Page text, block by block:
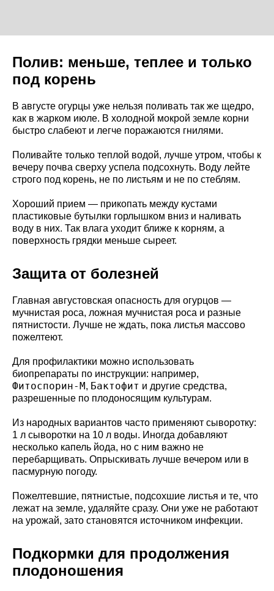
Полив: меньше, теплее и только
под корень
В августе огурцы уже нельзя поливать так же щедро,
как в жарком июле. В холодной мокрой земле корни
быстро слабеют и легче поражаются гнилями.
Поливайте только теплой водой, лучше утром, чтобы к
вечеру почва сверху успела подсохнуть. Воду лейте
строго под корень, не по листьям и не по стеблям.
Хороший прием — прикопать между кустами
пластиковые бутылки горлышком вниз и наливать
воду в них. Так влага уходит ближе к корням, а
поверхность грядки меньше сыреет.
Защита от болезней
Главная августовская опасность для огурцов —
мучнистая роса, ложная мучнистая роса и разные
пятнистости. Лучше не ждать, пока листья массово
пожелтеют.
Для профилактики можно использовать
биопрепараты по инструкции: например,
Фитоспорин-М, Бактофит и другие средства,
разрешенные по плодоносящим культурам.
Из народных вариантов часто применяют сыворотку:
1 л сыворотки на 10 л воды. Иногда добавляют
несколько капель йода, но с ним важно не
перебарщивать. Опрыскивать лучше вечером или в
пасмурную погоду.
Пожелтевшие, пятнистые, подсохшие листья и те, что
лежат на земле, удаляйте сразу. Они уже не работают
на урожай, зато становятся источником инфекции.
Подкормки для продолжения
плодоношения